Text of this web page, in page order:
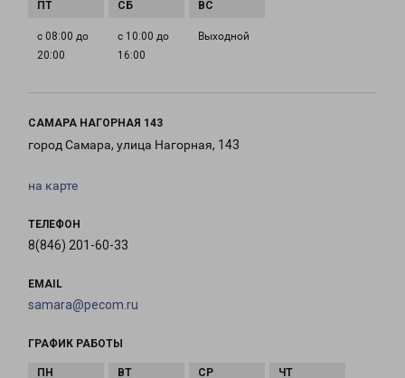
с 08:00 до
20:00
с 10:00 до
16:00
Выходной
САМАРА НАГОРНАЯ 143
город Самара, улица Нагорная, 143
на карте
ТЕЛЕФОН
8(846) 201-60-33
EMAIL
samara@pecom.ru
ГРАФИК РАБОТЫ